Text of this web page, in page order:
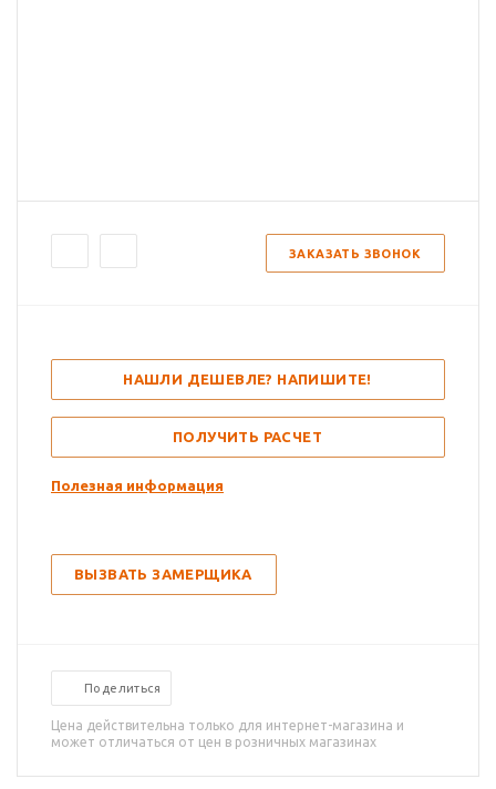
ЗАКАЗАТЬ ЗВОНОК
НАШЛИ ДЕШЕВЛЕ? НАПИШИТЕ!
ПОЛУЧИТЬ РАСЧЕТ
Полезная информация
ВЫЗВАТЬ ЗАМЕРЩИКА
Поделиться
Цена действительна только для интернет-магазина и
может отличаться от цен в розничных магазинах